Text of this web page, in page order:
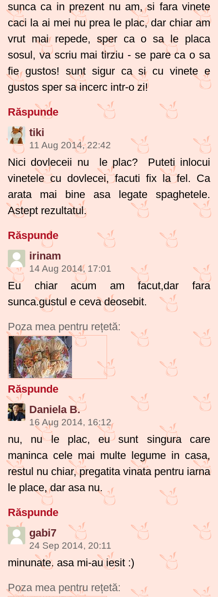
sunca ca in prezent nu am, si fara vinete
caci la ai mei nu prea le plac, dar chiar am
vrut mai repede, sper ca o sa le placa
sosul, va scriu mai tirziu - se pare ca o sa
fie gustos! sunt sigur ca si cu vinete e
gustos sper sa incerc intr-o zi!
Răspunde
tiki
11 Aug 2014, 22:42
Nici dovleceii nu le plac? Puteti inlocui
vinetele cu dovlecei, facuti fix la fel. Ca
arata mai bine asa legate spaghetele.
Astept rezultatul.
Răspunde
irinam
14 Aug 2014, 17:01
Eu chiar acum am facut,dar fara
sunca.gustul e ceva deosebit.
Poza mea pentru rețetă:
Răspunde
Daniela B.
16 Aug 2014, 16:12
nu, nu le plac, eu sunt singura care
maninca cele mai multe legume in casa,
restul nu chiar, pregatita vinata pentru iarna
le place, dar asa nu.
Răspunde
gabi7
24 Sep 2014, 20:11
minunate. asa mi-au iesit :)
Poza mea pentru rețetă: